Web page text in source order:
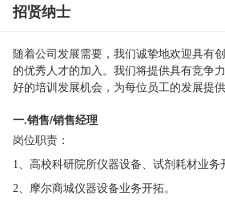
招贤纳士
随着公司发展需要，我们诚挚地欢迎具有
的优秀人才的加入。我们将提供具有竞争
好的培训发展机会，为每位员工的发展提供
一.销售/销售经理
岗位职责：
1、高校科研院所仪器设备、试剂耗材业务
2、摩尔商城仪器设备业务开拓。